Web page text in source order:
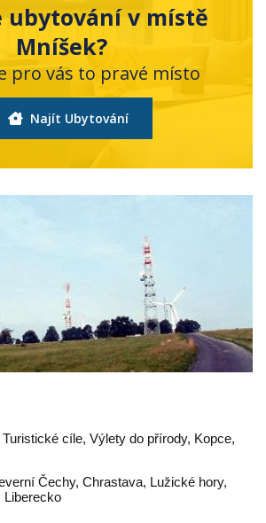
ubytování v místě
Mníšek?
pro vás to pravé místo
Najít Ubytování
cíle, Výlety do přírody, Kopce,
Čechy, Chrastava, Lužické hory,
Liberecko